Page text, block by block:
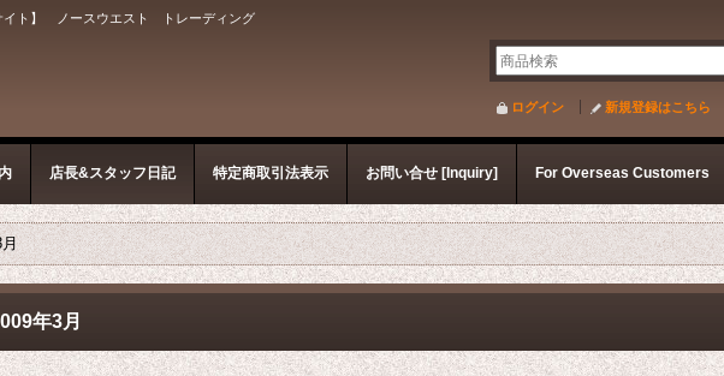
イト】 ノースウエスト トレーディング
ログイン 新規登録はこちら
店長&スタッフ日記 特定商取引法表示 お問い合せ [Inquiry] For Overseas Customers
年3月